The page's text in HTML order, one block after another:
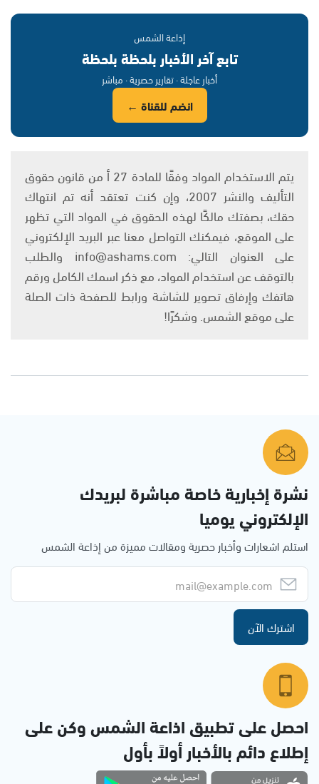
إذاعة الشمس
تابع آخر الأخبار بلحظة بلحظة
أخبار عاجلة · تقارير حصرية · مباشر
انضم للقناة ←
يتم الاستخدام المواد وفقًا للمادة 27 أ من قانون حقوق
التأليف والنشر 2007، وإن كنت تعتقد أنه تم انتهاك
حقك، بصفتك مالكًا لهذه الحقوق في المواد التي تظهر
على الموقع، فيمكنك التواصل معنا عبر البريد الإلكتروني
على العنوان التالي: info@ashams.com والطلب
بالتوقف عن استخدام المواد، مع ذكر اسمك الكامل ورقم
هاتفك وإرفاق تصوير للشاشة ورابط للصفحة ذات الصلة
على موقع الشمس. وشكرًا!
نشرة إخبارية خاصة مباشرة لبريدك
الإلكتروني يوميا
استلم اشعارات وأخبار حصرية ومقالات مميزة من إذاعة الشمس
اشترك الآن
احصل على تطبيق اذاعة الشمس وكن على
إطلاع دائم بالأخبار أولاً بأول